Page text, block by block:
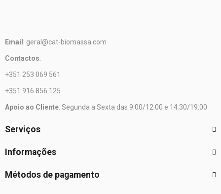
Email : geral@cat-biomassa.com
Contactos:
+351 253 069 561
+351 916 856 125
Apoio ao Cliente: Segunda a Sexta das 9:00/12:00 e 14:30/19:00
Serviços
Informações
Métodos de pagamento